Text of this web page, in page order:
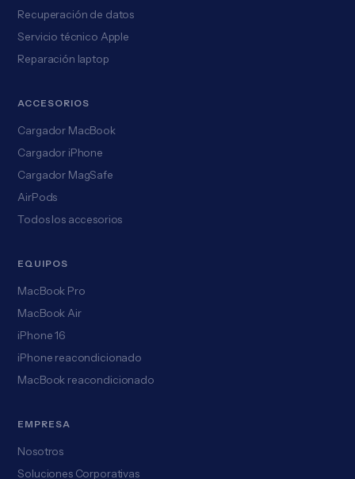
Recuperación de datos
Servicio técnico Apple
Reparación laptop
ACCESORIOS
Cargador MacBook
Cargador iPhone
Cargador MagSafe
AirPods
Todos los accesorios
EQUIPOS
MacBook Pro
MacBook Air
iPhone 16
iPhone reacondicionado
MacBook reacondicionado
EMPRESA
Nosotros
Soluciones Corporativas